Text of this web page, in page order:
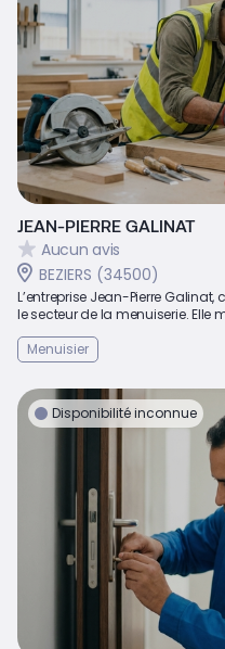
JEAN-PIERRE GALINAT
Aucun avis
BEZIERS (34500)
L’entreprise Jean-Pierre
le secteur de la menuiserie. Elle
Menuisier
Disponibilité inconnue